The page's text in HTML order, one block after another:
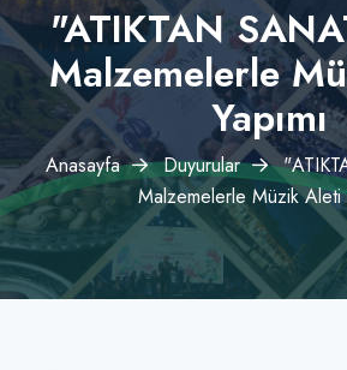
"ATIKTAN
Malzemelerle
Yapımı
Anasayfa Duyurular
Malzemelerle Müzik Aleti